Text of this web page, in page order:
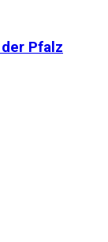
Pfalz